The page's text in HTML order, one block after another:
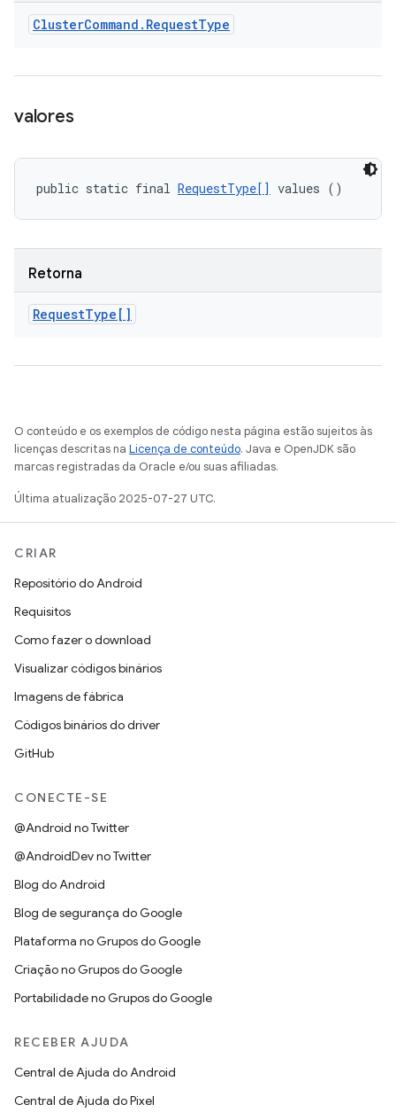
ClusterCommand . RequestType
valores
public static final RequestType[] values ()
Retorna
RequestType[]
O conteúdo e os exemplos de código nesta página estão sujeitos às
licenças descritas na Licença de conteúdo. Java e OpenJDK são
marcas registradas da Oracle e/ou suas afiliadas.
Última atualização 2025-07-27 UTC.
CRIAR
Repositório do Android
Requisitos
Como fazer o download
Visualizar códigos binários
Imagens de fábrica
Códigos binários do driver
GitHub
CONECTE-SE
@Android no Twitter
@AndroidDev no Twitter
Blog do Android
Blog de segurança do Google
Plataforma no Grupos do Google
Criação no Grupos do Google
Portabilidade no Grupos do Google
RECEBER AJUDA
Central de Ajuda do Android
Central de Ajuda do Pixel